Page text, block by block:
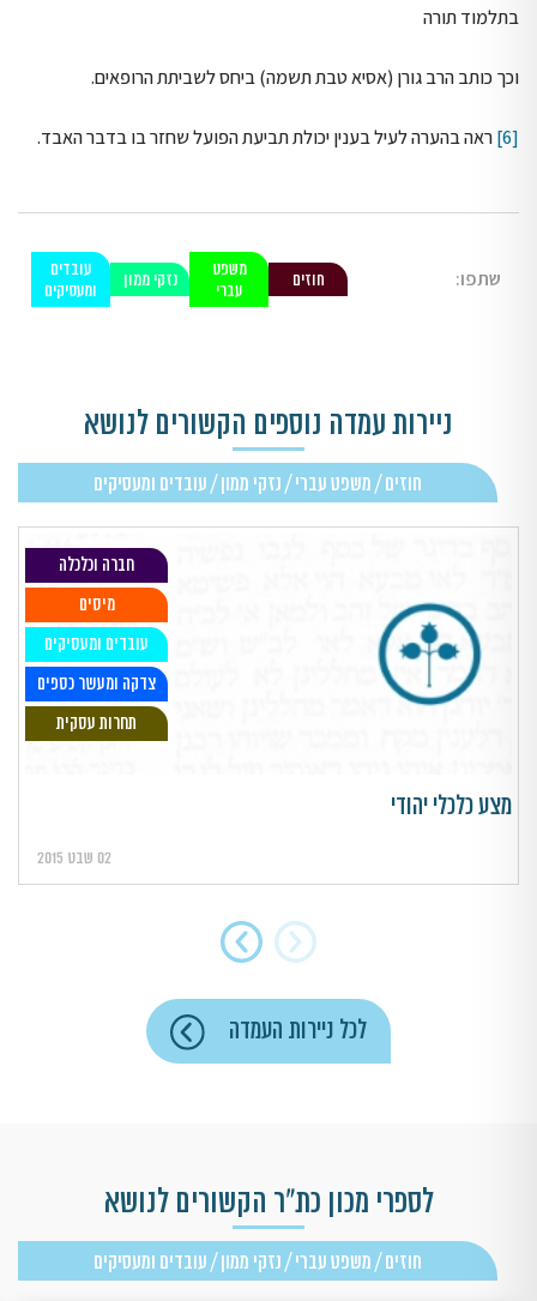
בתלמוד תורה
וכך כותב הרב גורן (אסיא טבת תשמה) ביחס לשביתת הרופאים.
[6] ראה בהערה לעיל בענין יכולת תביעת הפועל שחזר בו בדבר האבד.
שתפו: חוזים
משפט
עברי
נזקי ממון
עובדים
ומעסיקים
ניירות עמדה נוספים הקשורים לנושא
חוזים / משפט עברי / נזקי ממון / עובדים ומעסיקים
חברה וכלכלה
מיסים
עובדים ומעסיקים
צדקה ומעשר כספים
תחרות עסקית
מצע כלכלי יהודי
02 שבט 2015
לכל ניירות העמדה
לספרי מכון כת"ר הקשורים לנושא
חוזים / משפט עברי / נזקי ממון / עובדים ומעסיקים